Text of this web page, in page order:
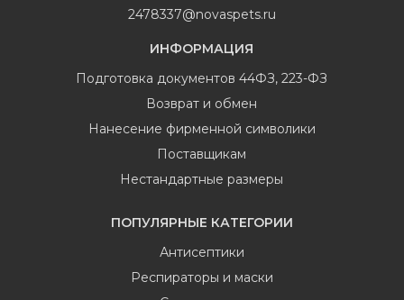
2478337@novaspets.ru
ИНФОРМАЦИЯ
Подготовка документов 44ФЗ, 223-ФЗ
Возврат и обмен
Нанесение фирменной символики
Поставщикам
Нестандартные размеры
ПОПУЛЯРНЫЕ КАТЕГОРИИ
Антисептики
Респираторы и маски